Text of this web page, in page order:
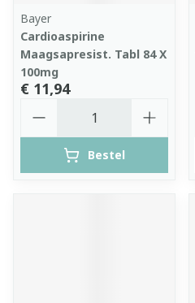
Bayer
Cardioaspirine
Maagsapresist. Tabl 84 X
100mg
€ 11,94
Bestel